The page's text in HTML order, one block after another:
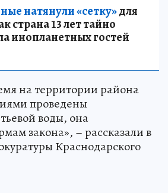
натянули «сетку»для
страна 13 лет тайно
инопланетных гостей
на территории района
проведены
воды, она
закона», – рассказали в
Краснодарского